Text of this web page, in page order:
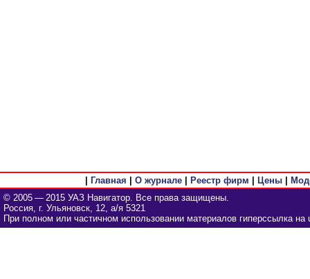
Главная О журнале| Реестр фирм Цены|
© 2005 — 2015 УАЗ Навигатор. Все права защищены.
Россия, г. Ульяновск, 12, а/я 5321
При полном или частичном использовании материалов гиперссылка на